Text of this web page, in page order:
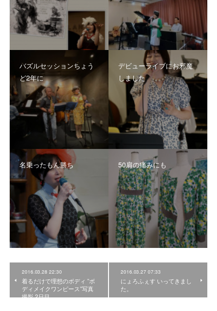
バズルセッションちょう
ど2年に
デビューライブにお邪魔
しました
名乗ったもん勝ち 50肩の痛みにも
2016.03.28 22:30
着るだけで理想のボディ ”ボ
ディメイクワンピース”写真
撮影 2日目
2016.03.27 07:33
にょろふぇす いってきまし
た。